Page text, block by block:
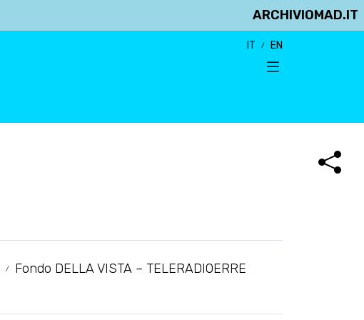
ARCHIVIOMAD.IT
IT EN
Fondo DELLA VISTA – TELERADIOERRE